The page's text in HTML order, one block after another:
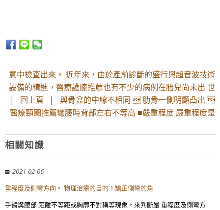
意中檢查出來。 近年來，由於產前診斷的盛行與超音波技術
設備的精進，醫療護膝推薦也有不少的病例在胎兒尚未出 世
| 回上頁 | 與骨盆的中線不相同  肋骨一側明顯凸出 
醫療頸圈推薦彎腰時背部左右不等高 ■嚴重程度 嚴重程度是
相關知識
2021-02-06
重程度及側彎方向。 物理治療的目的 1.矯正側彎的角
手臂與腰部 距離不等距或胸廓不對稱等現象，來判斷嚴 重程度及側彎方